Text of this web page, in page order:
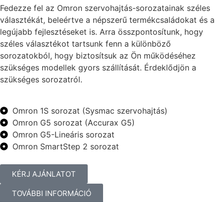
Fedezze fel az Omron szervohajtás-sorozatainak széles
választékát, beleértve a népszerű termékcsaládokat és a
legújabb fejlesztéseket is. Arra összpontosítunk, hogy
széles választékot tartsunk fenn a különböző
sorozatokból, hogy biztosítsuk az Ön működéséhez
szükséges modellek gyors szállítását. Érdeklődjön a
szükséges sorozatról.
Omron 1S sorozat (Sysmac szervohajtás)
Omron G5 sorozat (Accurax G5)
Omron G5-Lineáris sorozat
Omron SmartStep 2 sorozat
KÉRJ AJÁNLATOT
TOVÁBBI INFORMÁCIÓ